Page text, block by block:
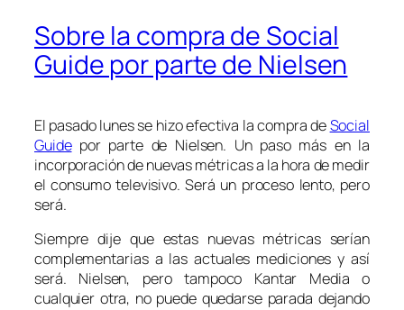
Sobre la compra de Social
Guide por parte de Nielsen
El pasado lunes se hizo efectiva la compra deSocial
Guidepor parte de Nielsen. Un paso más en la
incorporación de nuevas métricas a la hora de medir
el consumo televisivo. Será un proceso lento, pero
será.
Siempre dije que estas nuevas métricas serían
complementarias a las actuales mediciones y así
será. Nielsen, pero tampoco Kantar Media o
cualquier otra, no puede quedarse parada dejando